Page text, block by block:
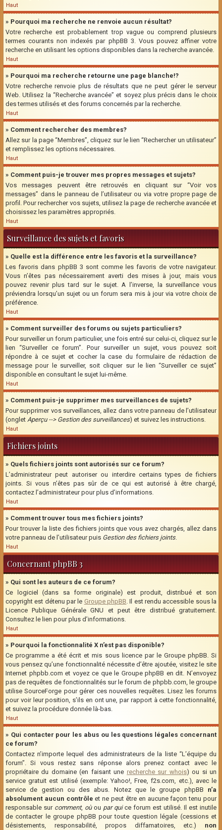
Haut
» Pourquoi ma recherche ne renvoie aucun résultat?
Votre recherche est probablement trop vague ou comprend plusieurs
termes courants non indexés par phpBB 3. Vous pouvez affiner votre
recherche en utilisant les options disponibles dans la recherche avancée.
Haut
» Pourquoi ma recherche retourne une page blanche!?
Votre recherche renvoie plus de résultats que ne peut gérer le serveur
Web. Utilisez la “Recherche avancée” et soyez plus précis dans le choix
des termes utilisés et des forums concernés par la recherche.
Haut
» Comment rechercher des membres?
Allez sur la page “Membres”, cliquez sur le lien “Rechercher un utilisateur”
et remplissez les options nécessaires.
Haut
» Comment puis-je trouver mes propres messages et sujets?
Vos messages peuvent être retrouvés en cliquant sur “Voir vos
messages” dans le panneau de l’utilisateur ou via votre propre page de
profil. Pour rechercher vos sujets, utilisez la page de recherche avancée et
choisissez les paramètres appropriés.
Haut
Surveillance des sujets et favoris
» Quelle est la différence entre les favoris et la surveillance?
Les favoris dans phpBB 3 sont comme les favoris de votre navigateur.
Vous n’êtes pas nécessairement averti des mises à jour, mais vous
pouvez revenir plus tard sur le sujet. A l’inverse, la surveillance vous
préviendra lorsqu’un sujet ou un forum sera mis à jour via votre choix de
préférence.
Haut
» Comment surveiller des forums ou sujets particuliers?
Pour surveiller un forum particulier, une fois entré sur celui-ci, cliquez sur le
lien “Surveiller ce forum”. Pour surveiller un sujet, vous pouvez soit
répondre à ce sujet et cocher la case du formulaire de rédaction de
message pour le surveiller, soit cliquer sur le lien “Surveiller ce sujet”
disponible en consultant le sujet lui-même.
Haut
» Comment puis-je supprimer mes surveillances de sujets?
Pour supprimer vos surveillances, allez dans votre panneau de l’utilisateur
(onglet Aperçu --> Gestion des surveillances) et suivez les instructions.
Haut
Fichiers joints
» Quels fichiers joints sont autorisés sur ce forum?
L’administrateur peut autoriser ou interdire certains types de fichiers
joints. Si vous n’êtes pas sûr de ce qui est autorisé à être chargé,
contactez l’administrateur pour plus d’informations.
Haut
» Comment trouver tous mes fichiers joints?
Pour trouver la liste des fichiers joints que vous avez chargés, allez dans
votre panneau de l’utilisateur puis Gestion des fichiers joints.
Haut
Concernant phpBB 3
» Qui sont les auteurs de ce forum?
Ce logiciel (dans sa forme originale) est produit, distribué et son
copyright est détenu par le Groupe phpBB. Il est rendu accessible sous la
Licence Publique Générale GNU et peut être distribué gratuitement.
Consultez le lien pour plus d’informations.
Haut
» Pourquoi la fonctionnalité X n’est pas disponible?
Ce programme a été écrit et mis sous licence par le Groupe phpBB. Si
vous pensez qu’une fonctionnalité nécessite d’être ajoutée, visitez le site
Internet phpbb.com et voyez ce que le Groupe phpBB en dit. N’envoyez
pas de requêtes de fonctionnalités sur le forum de phpbb.com, le groupe
utilise SourceForge pour gérer ces nouvelles requêtes. Lisez les forums
pour voir leur position, s’ils en ont une, par rapport à cette fonctionnalité,
et suivez la procédure donnée là-bas.
Haut
» Qui contacter pour les abus ou les questions légales concernant
ce forum?
Contactez n’importe lequel des administrateurs de la liste “L’équipe du
forum”. Si vous restez sans réponse alors prenez contact avec le
propriétaire du domaine (en faisant une recherche sur whois) ou si un
service gratuit est utilisé (exemple: Yahoo!, Free, f2s.com, etc.), avec le
service de gestion ou des abus. Notez que le groupe phpBB n’a
absolument aucun contrôle et ne peut être en aucune façon tenu pour
responsable sur comment, oùou par quice forum est utilisé. Il est inutile
de contacter le groupe phpBB pour toute question légale (cessions et
désistements, responsabilité, propos diffamatoires, etc.) non